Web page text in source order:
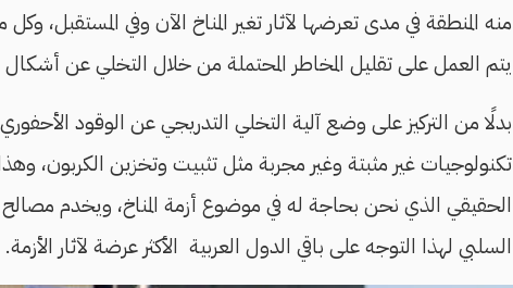
منه المنطقة في مدى تعرضها لآثار تغير المناخ الآن وفي المستقبل،
يتم العمل على تقليل المخاطر المحتملة من خلال التخلي عن أشكال
بدلًا من التركيز على وضع آلية التخلي التدريجي عن الوقود
تكنولوجيات غير مثبتة وغير مجربة مثل تثبيت وتخزين الكربون،
الحقيقي الذي نحن بحاجة له في موضوع أزمة المناخ، ويخدم مصالح
السلبي لهذا التوجه على باقي الدول العربية الأكثر عرضة لآثار الأزمة.